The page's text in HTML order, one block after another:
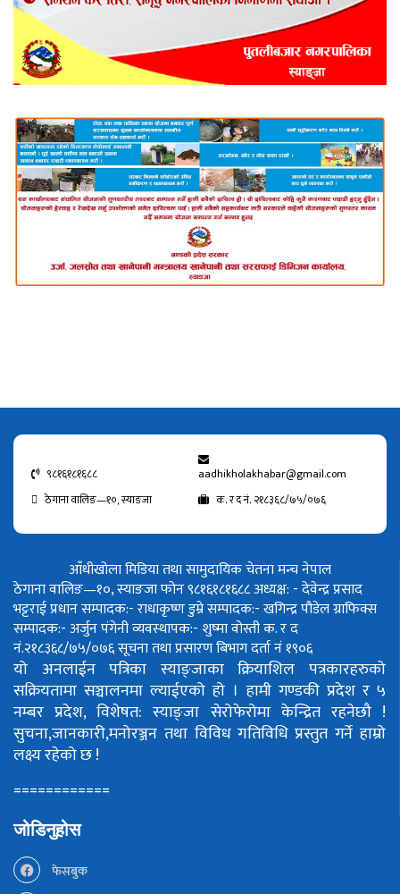
९८१६१८१६८८
aadhikholakhabar@gmail.com
ठेगाना वालिङ—१०, स्याङजा
क. र द नं. २१८३६८/७५/०७६
आँधीखोला मिडिया तथा सामुदायिक चेतना मन्च नेपाल
ठेगाना वालिङ—१०, स्याङजा फोन ९८१६१८१६८८अध्यक्ष: - देवेन्द्र प्रसाद
भट्टराईप्रधान सम्पादक:- राधाकृष्ण डुम्रेसम्पादक:- खगिन्द्र पौडेलग्राफिक्स
सम्पादक:- अर्जुन पंगेनीव्यवस्थापक:- शुष्मा वोस्तीक. र द
नं.२१८३६८/७५/०७६सूचना तथा प्रसारण बिभाग दर्ता नं १९०६
यो अनलाईन पत्रिका स्याङ्जाका क्रियाशिल पत्रकारहरुको
सक्रियतामा सञ्चालनमा ल्याईएको हो । हामी गण्डकी प्रदेश र ५
नम्बर प्रदेश, विशेषत: स्याङ्जा सेरोफेरोमा केन्द्रित रहनेछौ !
सुचना,जानकारी,मनोरञ्जन तथा विविध गतिविधि प्रस्तुत गर्ने हाम्रो
लक्ष्य रहेको छ !
============
जोडिनुहोस
फेसबुक